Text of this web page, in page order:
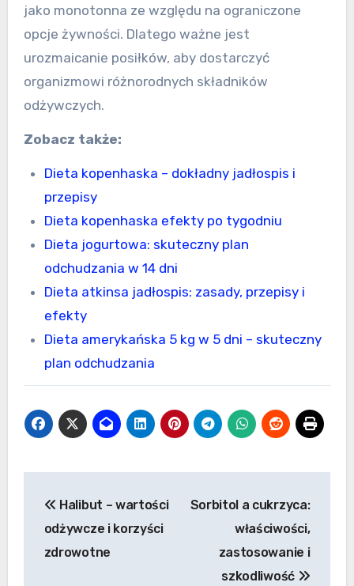
jako monotonna ze względu na ograniczone
opcje żywności. Dlatego ważne jest
urozmaicanie posiłków, aby dostarczyć
organizmowi różnorodnych składników
odżywczych.
Zobacz także:
Dieta kopenhaska – dokładny jadłospis i
przepisy
Dieta kopenhaska efekty po tygodniu
Dieta jogurtowa: skuteczny plan
odchudzania w 14 dni
Dieta atkinsa jadłospis: zasady, przepisy i
efekty
Dieta amerykańska 5 kg w 5 dni – skuteczny
plan odchudzania
wpisu
Halibut – wartości
odżywcze i korzyści
zdrowotne
Sorbitol a cukrzyca:
właściwości,
zastosowanie i
szkodliwość